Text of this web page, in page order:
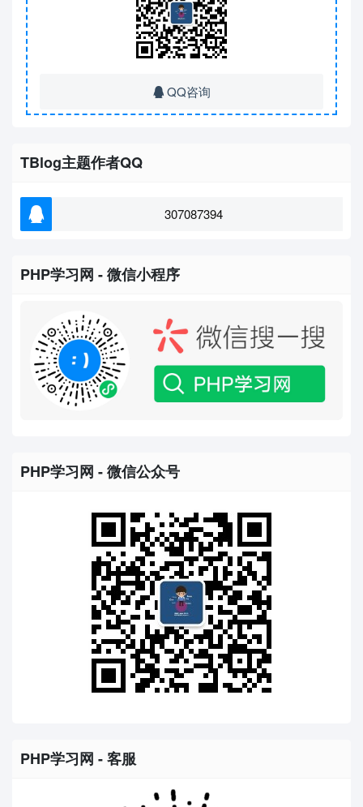
QQ咨询
TBlog主题作者QQ
307087394
PHP学习网 - 微信小程序
PHP学习网 - 微信公众号
PHP学习网 - 客服